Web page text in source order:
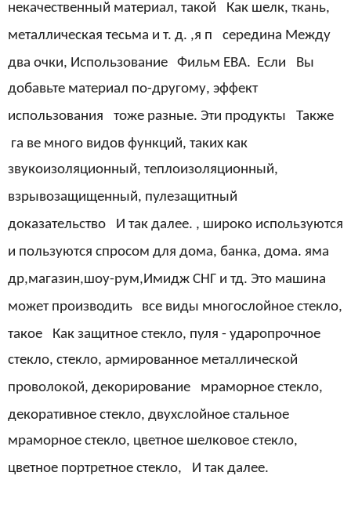
некачественный материал, такой
Как шелк, ткань,
металлическая тесьма и т. д. ,я п середина Между
два очки, Использование Фильм ЕВА. Если
Вы
добавьте материал по-другому, эффект
использования
тоже разные. Эти продукты
Также
га ве много видов функций, таких как
звукоизоляционный, теплоизоляционный,
взрывозащищенный, пулезащитный
доказательство
И так далее. , широко используются
и пользуются спросом для дома, банка, дома. яма
др,магазин,шоу-рум,Имидж СНГ и тд. Это машина
может производить
все виды многослойное стекло,
такое
Как защитное стекло, пуля - ударопрочное
стекло, стекло, армированное металлической
проволокой, декорирование
мраморное стекло,
декоративное стекло, двухслойное стальное
мраморное стекло, цветное шелковое стекло,
цветное портретное стекло,
И так далее.